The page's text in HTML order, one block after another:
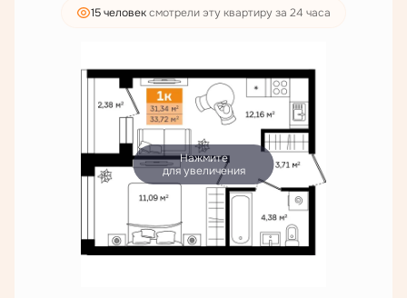
15 человексмотрели эту квартиру за 24 часа
Нажмите
для увеличения